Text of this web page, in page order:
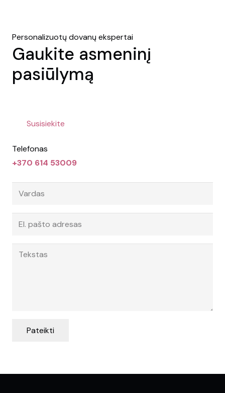
Personalizuotų dovanų ekspertai
Gaukite asmeninį
pasiūlymą
Susisiekite
Telefonas
+370 614 53009
Pateikti